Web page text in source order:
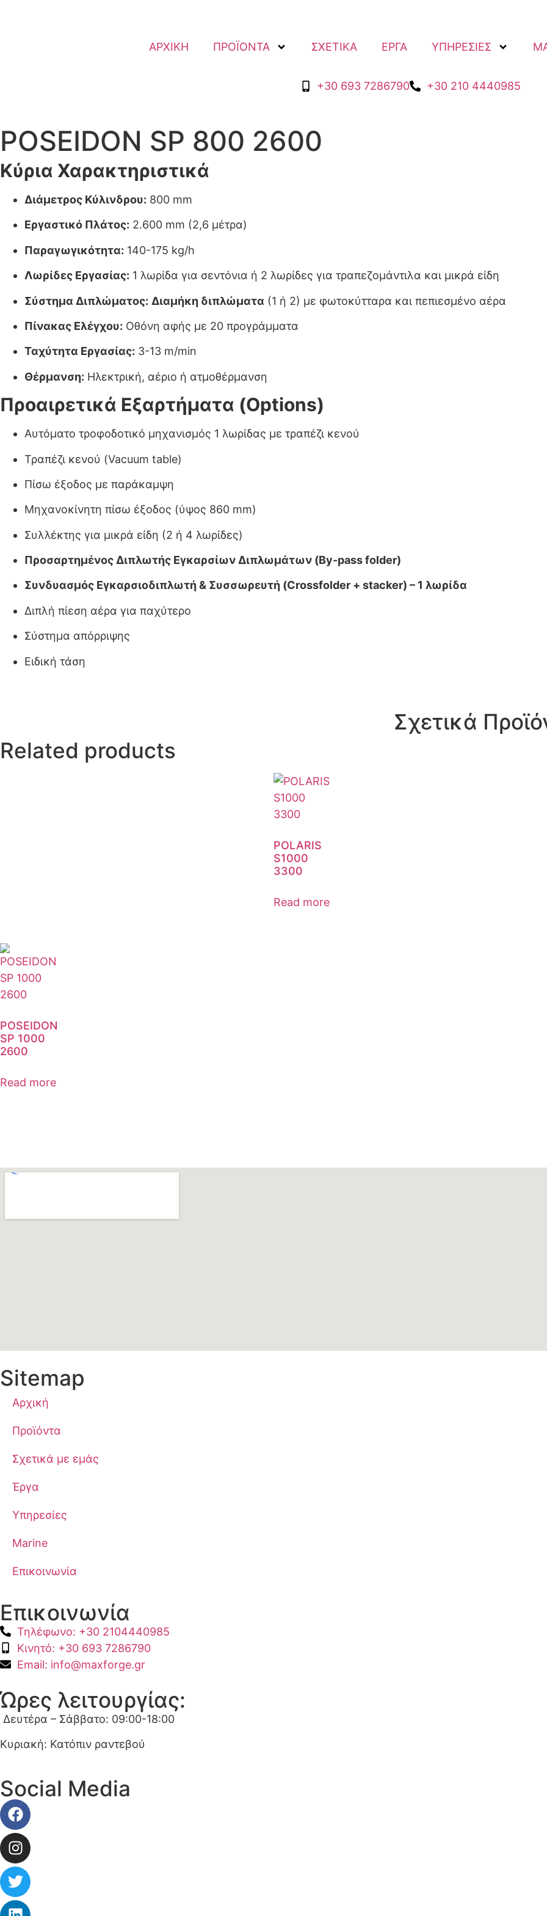
ΑΡΧΙΚΗ ΠΡΟΪΟΝΤΑ ΣΧΕΤΙΚΑ ΕΡΓΑ ΥΠΗΡΕΣΙΕΣ
+30 693 7286790 +30 210 4440985
POSEIDON SP 800 2600
Κύρια Χαρακτηριστικά
Διάμετρος Κύλινδρου: 800 mm
Εργαστικό Πλάτος: 2.600 mm (2,6 μέτρα)
Παραγωγικότητα: 140-175 kg/h
Λωρίδες Εργασίας: 1 λωρίδα για σεντόνια ή 2 λωρίδες για τραπεζομάντιλα και μικρά είδη
Σύστημα Διπλώματος: Διαμήκη διπλώματα (1 ή 2) με φωτοκύτταρα και πεπιεσμένο αέρα
Πίνακας Ελέγχου: Οθόνη αφής με 20 προγράμματα
Ταχύτητα Εργασίας: 3-13 m/min
Θέρμανση: Ηλεκτρική, αέριο ή ατμοθέρμανση
Προαιρετικά Εξαρτήματα (Options)
Αυτόματο τροφοδοτικό μηχανισμός 1 λωρίδας με τραπέζι κενού
Τραπέζι κενού (Vacuum table)
Πίσω έξοδος με παράκαμψη
Μηχανοκίνητη πίσω έξοδος (ύψος 860 mm)
Συλλέκτης για μικρά είδη (2 ή 4 λωρίδες)
Προσαρτημένος Διπλωτής Εγκαρσίων Διπλωμάτων (By-pass folder)
Συνδυασμός Εγκαρσιοδιπλωτή & Συσσωρευτή (Crossfolder + stacker) – 1 λωρίδα
Διπλή πίεση αέρα για παχύτερο
Σύστημα απόρριψης
Ειδική τάση
Σχετικά
Related products
POLARIS
S1000
3300
Read more
POSEIDON
SP 1000
2600
Read more
Sitemap
Αρχική
Προϊόντα
Σχετικά με εμάς
Έργα
Υπηρεσίες
Marine
Επικοινωνία
Επικοινωνία
Τηλέφωνο: +30 2104440985
Κινητό: +30 693 7286790
Email: info@maxforge.gr
Ώρες λειτουργίας:
Δευτέρα – Σάββατο: 09:00-18:00
Κυριακή: Κατόπιν ραντεβού
Social Media